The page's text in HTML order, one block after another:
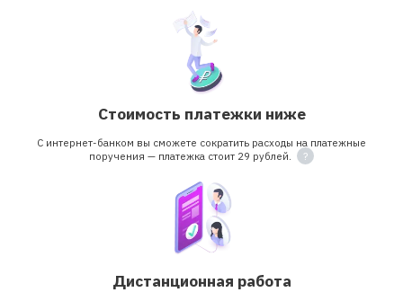
Стоимость платежки ниже
С интернет-банком вы сможете сократить расходы на платежные
поручения — платежка стоит 29 рублей.
Дистанционная работа